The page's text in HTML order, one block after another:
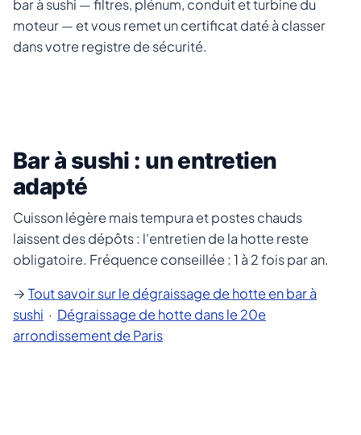
bar à sushi — filtres, plénum, conduit et turbine du
moteur — et vous remet un certificat daté à classer
dans votre registre de sécurité.
Bar à sushi : un entretien
adapté
Cuisson légère mais tempura et postes chauds
laissent des dépôts : l'entretien de la hotte reste
obligatoire. Fréquence conseillée : 1 à 2 fois par an.
→ Tout savoir sur le dégraissage de hotte en bar à
sushi · Dégraissage de hotte dans le 20e
arrondissement de Paris